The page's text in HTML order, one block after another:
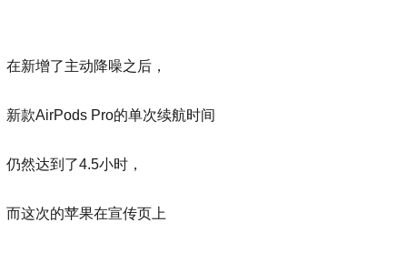
在新增了主动降噪之后，
新款AirPods Pro的单次续航时间
仍然达到了4.5小时，
而这次的苹果在宣传页上